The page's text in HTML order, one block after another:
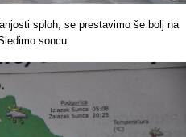
sploh, se prestavimo še bolj na
soncu.